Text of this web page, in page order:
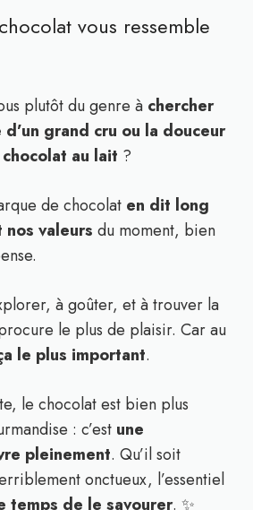
vous ressemble
plutôt du genre à chercher
grand cru ou la douceur
au lait ?
de chocolat en dit long
valeurs du moment, bien
à goûter, et à trouver la
le plus de plaisir. Car au
le plus important.
le chocolat est bien plus
: c’est une
pleinement. Qu’il soit
onctueux, l’essentiel
temps de le savourer. ✨